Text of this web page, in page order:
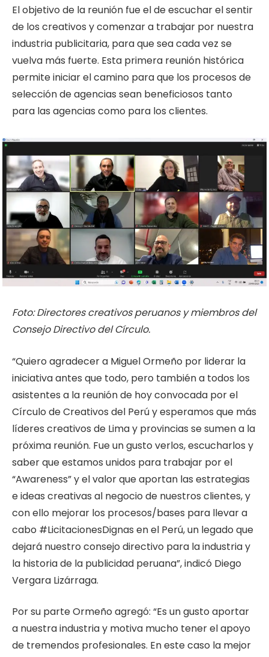
El objetivo de la reunión fue el de escuchar el sentir
de los creativos y comenzar a trabajar por nuestra
industria publicitaria, para que sea cada vez se
vuelva más fuerte. Esta primera reunión histórica
permite iniciar el camino para que los procesos de
selección de agencias sean beneficiosos tanto
para las agencias como para los clientes.
Foto: Directores creativos peruanos y miembros del
Consejo Directivo del Círculo.
“Quiero agradecer a Miguel Ormeño por liderar la
iniciativa antes que todo, pero también a todos los
asistentes a la reunión de hoy convocada por el
Círculo de Creativos del Perú y esperamos que más
líderes creativos de Lima y provincias se sumen a la
próxima reunión. Fue un gusto verlos, escucharlos y
saber que estamos unidos para trabajar por el
“Awareness” y el valor que aportan las estrategias
e ideas creativas al negocio de nuestros clientes, y
con ello mejorar los procesos/bases para llevar a
cabo #LicitacionesDignas en el Perú, un legado que
dejará nuestro consejo directivo para la industria y
la historia de la publicidad peruana”, indicó Diego
Vergara Lizárraga.
Por su parte Ormeño agregó: “Es un gusto aportar
a nuestra industria y motiva mucho tener el apoyo
de tremendos profesionales. En este caso la mejor